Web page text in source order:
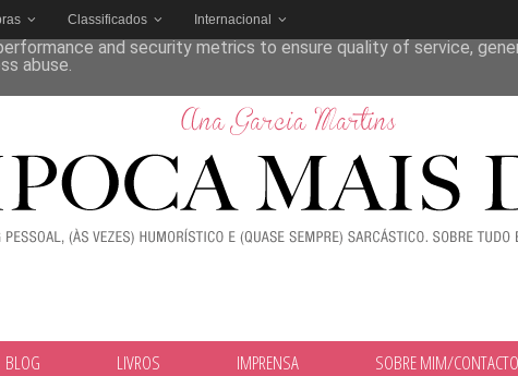
Classificados Internacional
BLOG LIVROS IMPRENSA SOBRE MIM/
deliver its services and to analyze traffic. Your IP address and
and security metrics to ensure quality of service,
abuse.